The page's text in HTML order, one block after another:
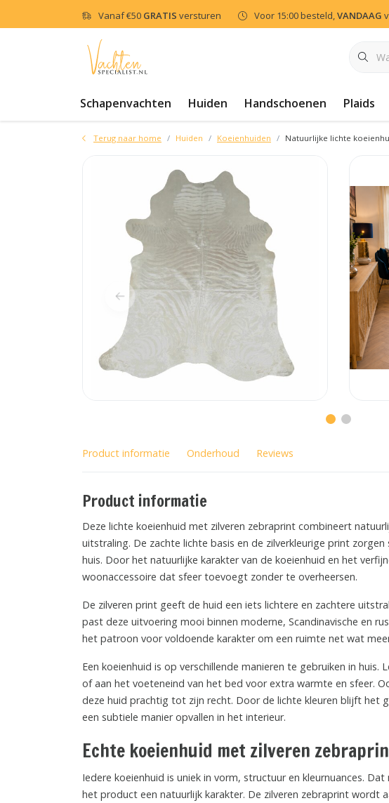
Vanaf€50 GRATIS versturen Voor 15:00 besteld,VANDAAG
Schapenvachten Huiden Handschoenen Plaids
Terug naar home Huiden Koeienhuiden Natuurlijke lichte
Product informatie
Onderhoud Reviews
Product informatie
Deze lichte koeienhuid met zilveren zebraprint combineert
uitstraling. De zachte lichte basis en de zilverkleurige print
huis. Door het natuurlijke karakter van de koeienhuid en het
woonaccessoire dat sfeer toevoegt zonder te overheersen.
De zilveren print geeft de huid een iets lichtere en zachtere
past deze uitvoering mooi binnen moderne, Scandinavische en
het patroon voor voldoende karakter om een ruimte net wat
Een koeienhuid is op verschillende manieren te gebruiken in
of aan het voeteneind van het bed voor extra warmte en sfeer.
deze huid prachtig tot zijn recht. Door de lichte kleuren blijft het
een subtiele manier opvallen in het interieur.
Echte koeienhuid met zilveren
Iedere koeienhuid is uniek in vorm, structuur en kleurnuances.
het product een natuurlijk karakter. De zilveren zebraprint wordt